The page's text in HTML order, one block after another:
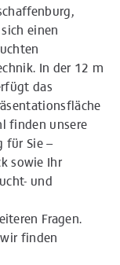
einen
In der 12 m
das
finden unsere
für Sie –
sowie Ihr
und
Fragen.
finden